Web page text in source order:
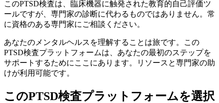
このPTSD検査は、臨床機器に触発された教育的自己評価ツ
ールですが、専門家の診断に代わるものではありません。常
に資格のある専門家にご相談ください。
あなたのメンタルヘルスを理解することは旅です。この
PTSD検査プラットフォームは、あなたの最初のステップを
サポートするためにここにあります。リソースと専門家の助
けが利用可能です。
このPTSD検査プラットフォームを選択